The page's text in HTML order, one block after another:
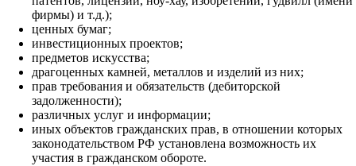
фирмы) и т.д.);
ценных бумаг;
инвестиционных проектов;
предметов искусства;
драгоценных камней, металлов и изделий из них;
прав требования и обязательств (дебиторской
задолженности);
различных услуг и информации;
иных объектов гражданских прав, в отношении которых
законодательством РФ установлена возможность их
участия в гражданском обороте.